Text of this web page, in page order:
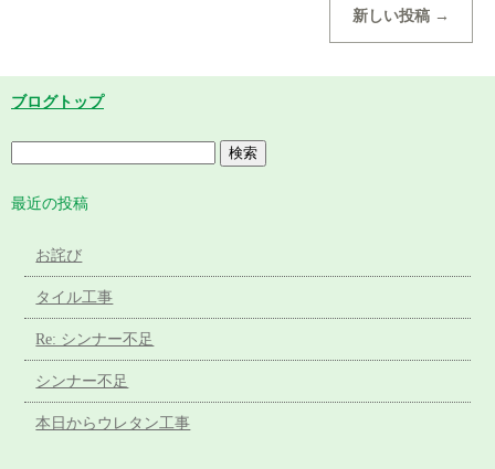
新しい投稿 →
ブログトップ
最近の投稿
お詫び
タイル工事
Re: シンナー不足
シンナー不足
本日からウレタン工事